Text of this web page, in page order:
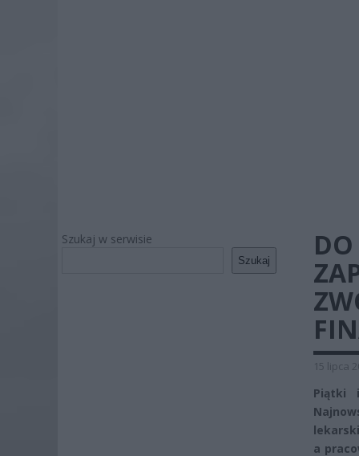
Szukaj w serwisie
Szukaj
15 lipca
Piątki
a